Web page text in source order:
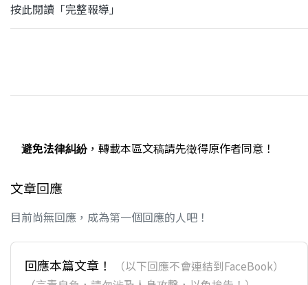
按此閱讀「完整報導」
避免法律糾紛，轉載本區文稿請先徵得原作者同意！
文章回應
目前尚無回應，成為第一個回應的人吧！
回應本篇文章！
（以下回應不會連結到FaceBook）